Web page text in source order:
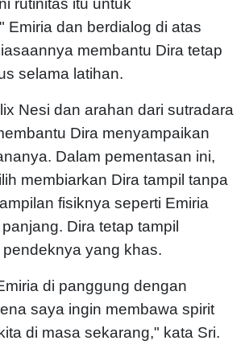
rutinitas itu untuk
Emiria dan berdialog di atas
membantu Dira tetap
selama latihan.
Nesi dan arahan dari sutradara
Dira menyampaikan
Dalam pementasan ini,
membiarkan Dira tampil tanpa
fisiknya seperti Emiria
Dira tetap tampil
yang khas.
di panggung dengan
saya ingin membawa spirit
di masa sekarang," kata Sri.